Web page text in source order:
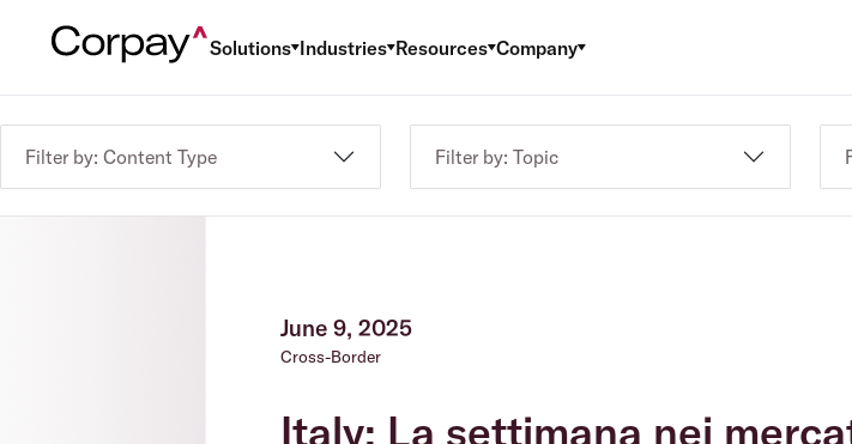
Solutions Industries Resources Company
Filter by: Content Type Filter by: Topic
June 9, 2025
Cross-Border
Italy: La settimana nei